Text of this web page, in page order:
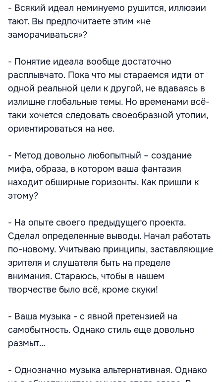
- Всякий идеал неминуемо рушится, иллюзии
тают. Вы предпочитаете этим «не
заморачиваться»?
- Понятие идеала вообще достаточно
расплывчато. Пока что мы стараемся идти от
одной реальной цели к другой, не вдаваясь в
излишне глобальные темы. Но временами всё-
таки хочется следовать своеобразной утопии,
ориентироваться на нее.
- Метод довольно любопытный – создание
мифа, образа, в котором ваша фантазия
находит обширные горизонты. Как пришли к
этому?
- На опыте своего предыдущего проекта.
Сделал определенные выводы. Начал работать
по-новому. Учитываю принципы, заставляющие
зрителя и слушателя быть на пределе
внимания. Стараюсь, чтобы в нашем
творчестве было всё, кроме скуки!
- Ваша музыка - с явной претензией на
самобытность. Однако стиль еще довольно
размыт…
- Однозначно музыка альтернативная. Однако